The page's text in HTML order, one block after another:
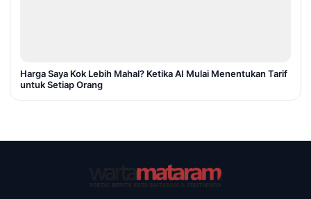
Harga Saya Kok Lebih Mahal? Ketika AI Mulai Menentukan Tarif
untuk Setiap Orang